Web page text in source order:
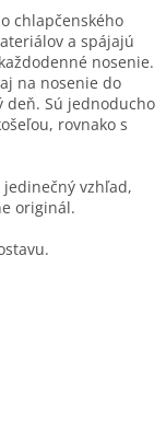
chlapčenského
a spájajú
nosenie.
na nosenie do
deň. Sú jednoducho
rovnako s
vzhľad,
originál.